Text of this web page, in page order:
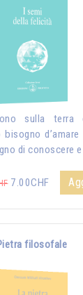
sulla terra
bisogno
di conoscere
7.00CHF
filosofale